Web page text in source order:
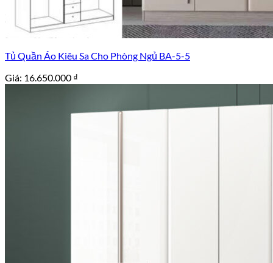
Tủ Quần Áo Kiêu Sa Cho Phòng Ngủ BA-5-5
Giá: 16.650.000 ₫